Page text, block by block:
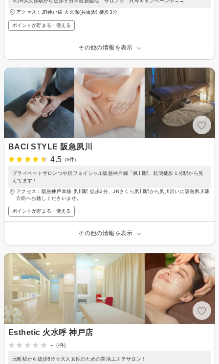
アクセス：JR神戸線 大久保(兵庫)駅 徒歩3分
ポイントが貯まる・使える
その他の情報を表示
BACI STYLE 阪急夙川
4.5
(3件)
プライベートサロンつや肌フェイシャル阪急神戸線「夙川駅」北側徒歩１分駅から見
えてます！
アクセス：阪急神戸本線 夙川駅 徒歩2分、JRさくら夙川駅から夙川沿いに阪急夙川駅
方面へお越しくださいませ。
ポイントが貯まる・使える
その他の情報を表示
Esthetic 火水呼 神戸店
-
(-件)
元町駅から徒歩5分☆大人女性のための美活エステサロン！